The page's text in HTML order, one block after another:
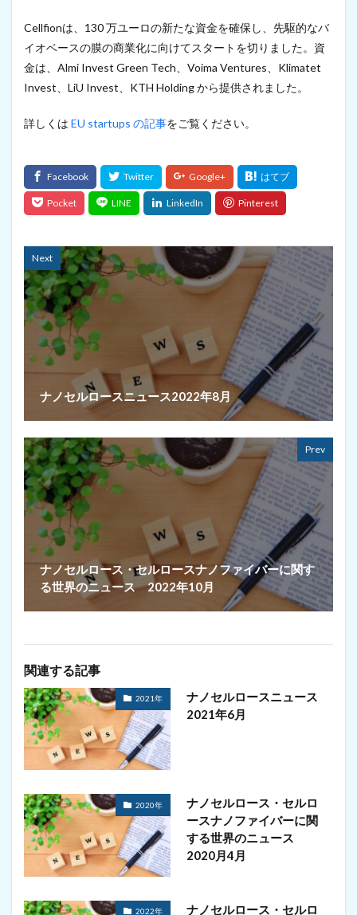
Cellfionは、130 万ユーロの新たな資金を確保し、先駆的なバ
イオベースの膜の商業化に向けてスタートを切りました。資
金は、Almi Invest Green Tech、Voima Ventures、Klimatet
Invest、LiU Invest、KTH Holding から提供されました。
詳しくは EU startups の記事をご覧ください。
Next
ナノセルロースニュース2022年8月
Prev
ナノセルロース・セルロースナノファイバーに関す
る世界のニュース 2022年10月
関連する記事
2021年
ナノセルロースニュース
2021年6月
2020年
ナノセルロース・セルロ
ースナノファイバーに関
する世界のニュース
2020月4月
2022年 ナノセルロース・セルロ